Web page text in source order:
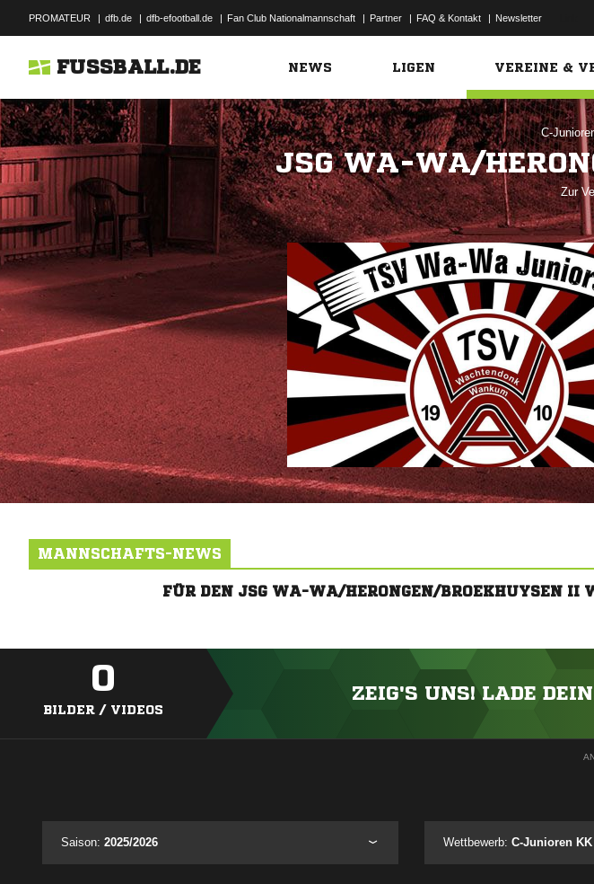
PROMATEUR | dfb.de | dfb-efootball.de | Fan Club Nationalmannschaft | Partner | FAQ & Kontakt | Newsletter
FUSSBALL.DE NEWS LIGEN VEREINE &
C-
JSG WA-WA/
Zur
MANNSCHAFTS-NEWS
FÜR DEN JSG WA-WA/HERONGEN/BROEKHUYSEN II
0
BILDER / VIDEOS
ZEIG'S UNS! LADE
Saison: 2025/2026 Wettbewerb:C-Junioren